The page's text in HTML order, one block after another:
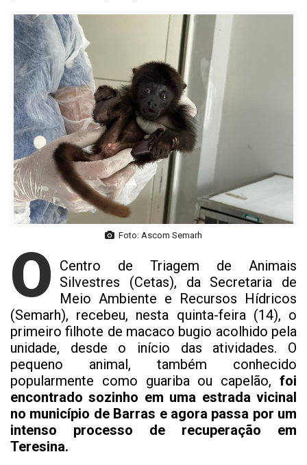
Foto: Ascom Semarh
O Centro de Triagem de Animais
Silvestres (Cetas), da Secretaria de
Meio Ambiente e Recursos Hídricos
(Semarh), recebeu, nesta quinta-feira (14), o
primeiro filhote de macaco bugio acolhido pela
unidade, desde o início das atividades. O
pequeno animal, também conhecido
popularmente como guariba ou capelão, foi
encontrado sozinho em uma estrada vicinal
no município de Barras e agora passa por um
intenso processo de recuperação em
Teresina.